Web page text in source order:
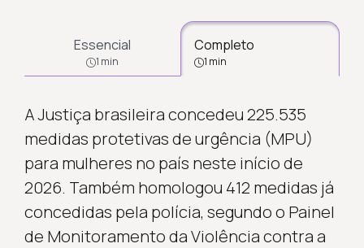
Essencial
1 min
Completo
1 min
A Justiça brasileira concedeu 225.535
medidas protetivas de urgência (MPU)
para mulheres no país neste início de
2026. Também homologou 412 medidas já
concedidas pela polícia, segundo o Painel
de Monitoramento da Violência contra a